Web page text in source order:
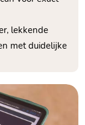
lekkende
met duidelijke